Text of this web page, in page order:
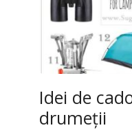
Idei de
drumeții